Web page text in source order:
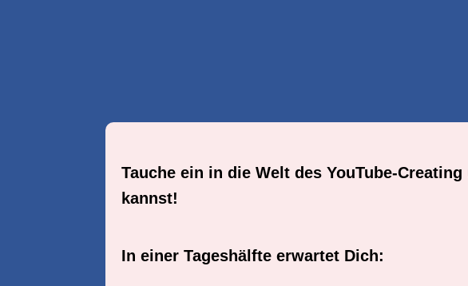
Tauche ein in die Welt des YouTube-
kannst!
In einer Tageshälfte erwartet Dich: